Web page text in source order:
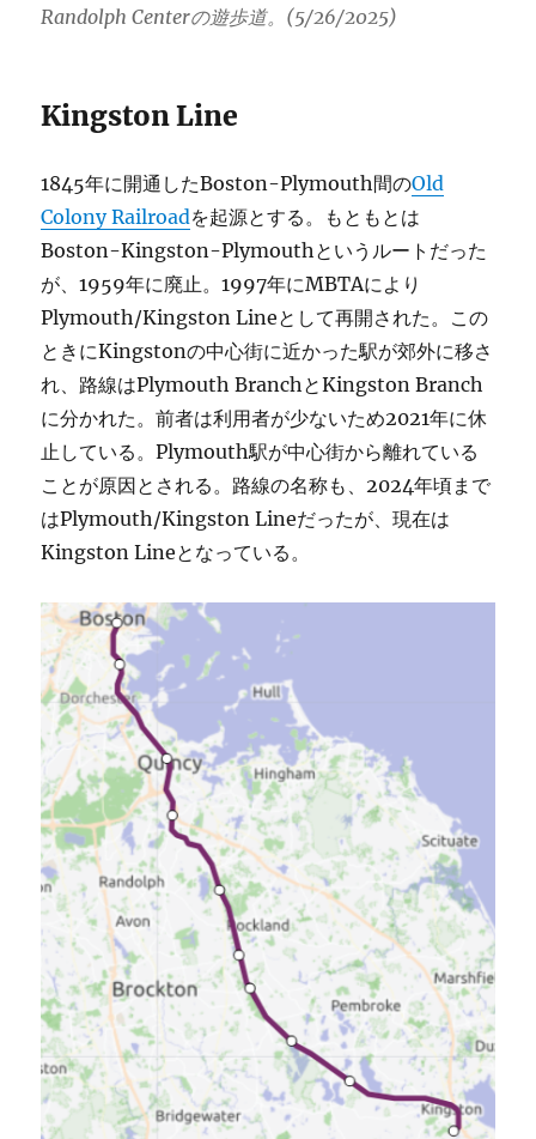
Randolph Centerの遊歩道。(5/26/2025)
Kingston Line
1845年に開通したBoston-Plymouth間のOld
Colony Railroadを起源とする。もともとは
Boston-Kingston-Plymouthというルートだった
が、1959年に廃止。1997年にMBTAにより
Plymouth/Kingston Lineとして再開された。この
ときにKingstonの中心街に近かった駅が郊外に移さ
れ、路線はPlymouth BranchとKingston Branch
に分かれた。前者は利用者が少ないため2021年に休
止している。Plymouth駅が中心街から離れている
ことが原因とされる。路線の名称も、2024年頃まで
はPlymouth/Kingston Lineだったが、現在は
Kingston Lineとなっている。